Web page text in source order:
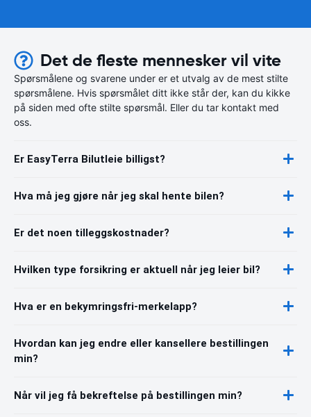
Det de fleste mennesker vil vite
Spørsmålene og svarene under er et utvalg av de mest stilte
spørsmålene. Hvis spørsmålet ditt ikke står der, kan du kikke
på siden med ofte stilte spørsmål. Eller du tar kontakt med
oss.
Er EasyTerra Bilutleie billigst?
Hva må jeg gjøre når jeg skal hente bilen?
Er det noen tilleggskostnader?
Hvilken type forsikring er aktuell når jeg leier bil?
Hva er en bekymringsfri-merkelapp?
Hvordan kan jeg endre eller kansellere bestillingen
min?
Når vil jeg få bekreftelse på bestillingen min?